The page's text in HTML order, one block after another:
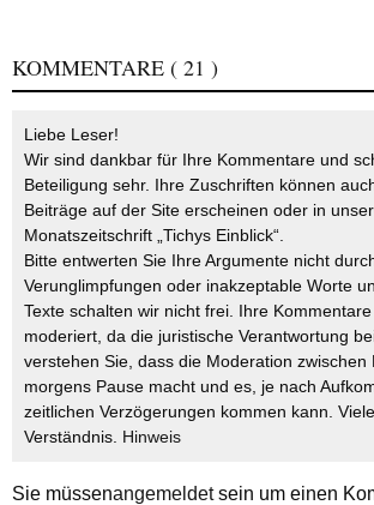
KOMMENTARE ( 21 )
Liebe Leser!
Wir sind dankbar für Ihre Kommentare und
Beteiligung sehr. Ihre Zuschriften können
Beiträge auf der Site erscheinen oder in
Monatszeitschrift „Tichys Einblick“.
Bitte entwerten Sie Ihre Argumente nicht
Verunglimpfungen oder inakzeptable Worte
Texte schalten wir nicht frei. Ihre
moderiert, da die juristische Verantwortung
verstehen Sie, dass die Moderation zwischen
morgens Pause macht und es, je nach
zeitlichen Verzögerungen kommen kann.
Verständnis. Hinweis
Sie müssenangemeldetsein um einen